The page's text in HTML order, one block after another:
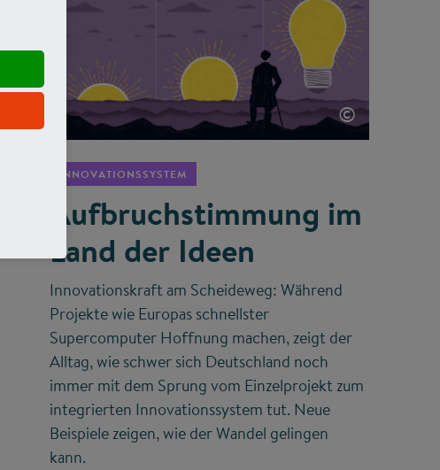
©
INNOVATIONSSYSTEM
Aufbruchstimmung im
Land der Ideen
Innovationskraft am Scheideweg: Während
Projekte wie Europas schnellster
Supercomputer Hoffnung machen, zeigt der
Alltag, wie schwer sich Deutschland noch
immer mit dem Sprung vom Einzelprojekt zum
integrierten Innovationssystem tut. Neue
Beispiele zeigen, wie der Wandel gelingen
kann.